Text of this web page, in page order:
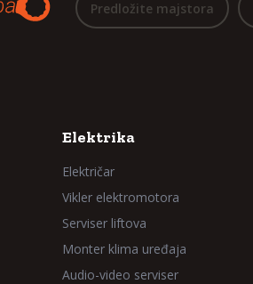
Predložite majstora
Elektrika
Električar
Vikler elektromotora
Serviser liftova
Monter klima uređaja
Audio-video serviser